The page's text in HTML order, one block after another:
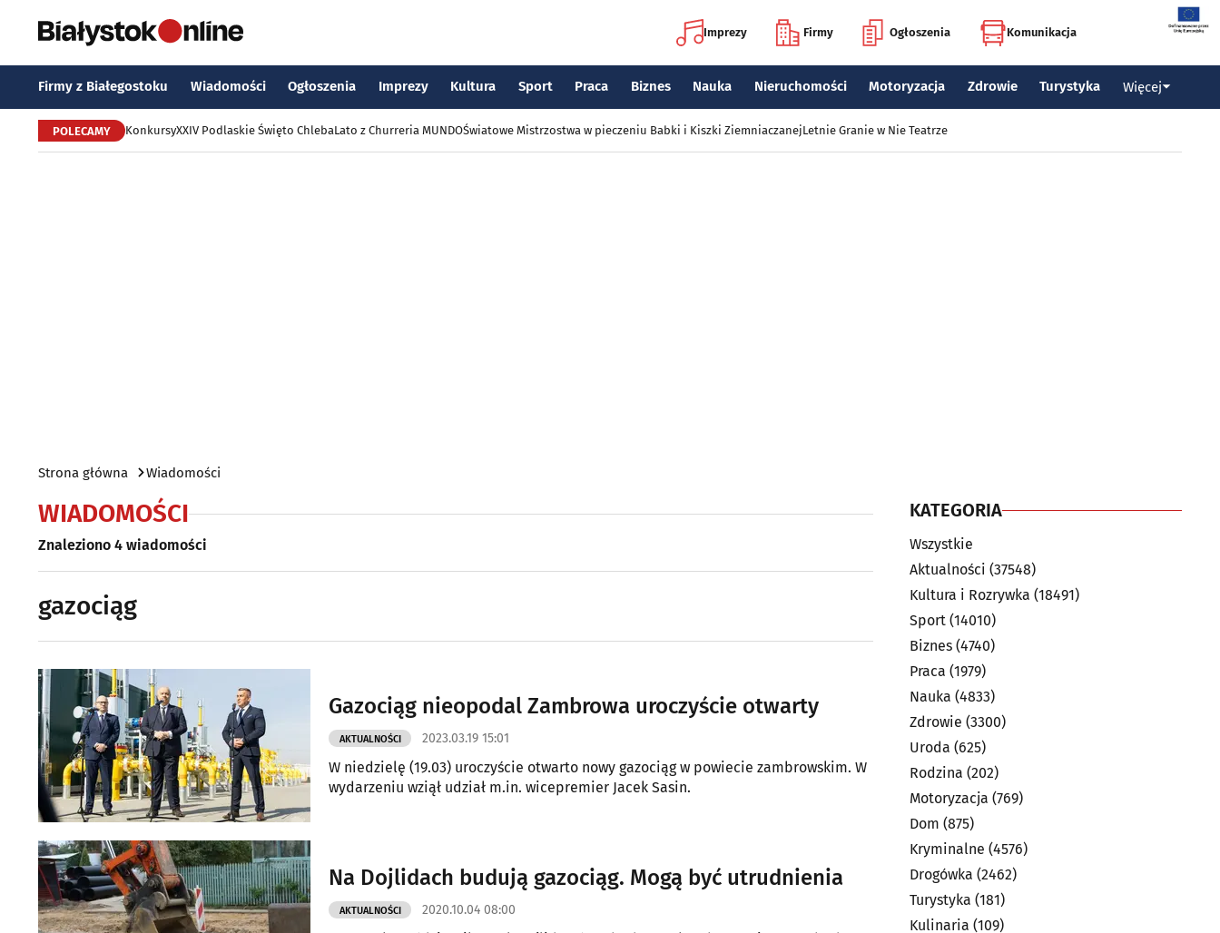
Imprezy Firmy Ogłoszenia Komunikacja
Firmy z Białegostoku Wiadomości Ogłoszenia Imprezy Kultura Sport Praca Biznes Nauka Nieruchomości Motoryzacja Zdrowie Turystyka Więcej
POLECAMY KonkursyXXIV Podlaskie Święto ChlebaLato z Churreria MUNDOŚwiatowe Mistrzostwa w pieczeniu Babki i Kiszki ZiemniaczanejLetnie Granie w Nie Teatrze
Strona główna Wiadomości
WIADOMOŚCI
Znaleziono 4 wiadomości
gazociąg
Gazociąg nieopodal Zambrowa uroczyście otwarty
AKTUALNOŚCI 2023.03.19 15:01
W niedzielę (19.03) uroczyście otwarto nowy gazociąg w powiecie zambrowskim. W
wydarzeniu wziął udział m.in. wicepremier Jacek Sasin.
Na Dojlidach budują gazociąg. Mogą być utrudnienia
AKTUALNOŚCI 2020.10.04 08:00
KATEGORIA
Wszystkie
Aktualności (37548)
Kultura i Rozrywka (18491)
Sport (14010)
Biznes (4740)
Praca (1979)
Nauka (4833)
Zdrowie (3300)
Uroda (625)
Rodzina (202)
Motoryzacja (769)
Dom (875)
Kryminalne (4576)
Drogówka (2462)
Turystyka (181)
Kulinaria (109)